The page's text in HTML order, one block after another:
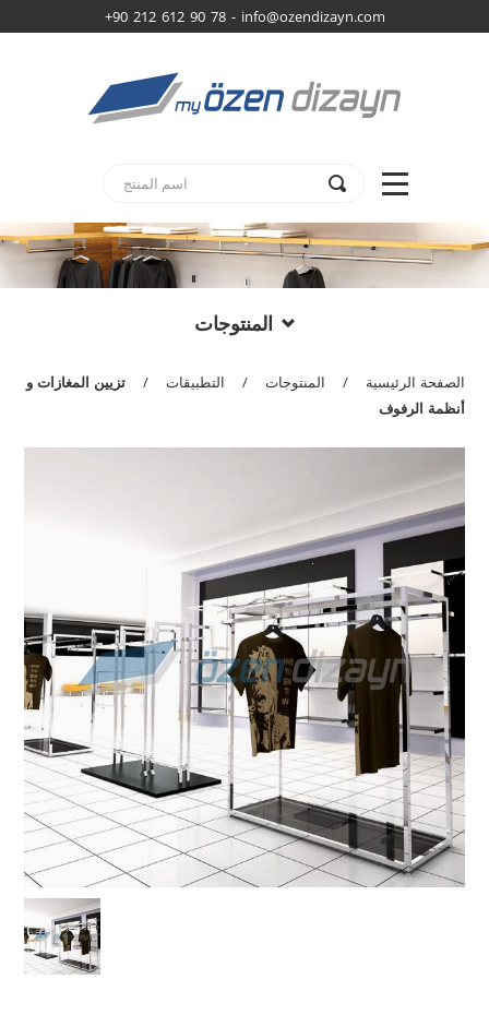
+90 212 612 90 78 - info@ozendizayn.com
المنتوجات
الصفحة الرئيسية / المنتوجات / التطبيقات /
تزيين المغازات و
أنظمة الرفوف